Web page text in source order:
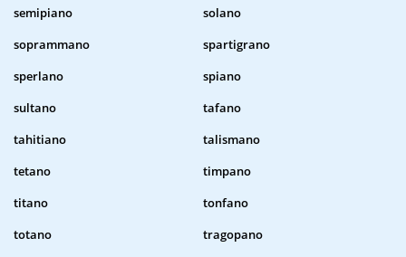
semipiano
solano
soprammano
spartigrano
sperlano
spiano
sultano
tafano
tahitiano
talismano
tetano
timpano
titano
tonfano
totano
tragopano